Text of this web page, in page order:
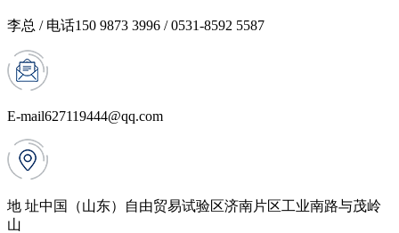
李总 / 电话150 9873 3996 / 0531-8592 5587
E-mail627119444@qq.com
地 址中国（山东）自由贸易试验区济南片区工业南路与茂岭
山